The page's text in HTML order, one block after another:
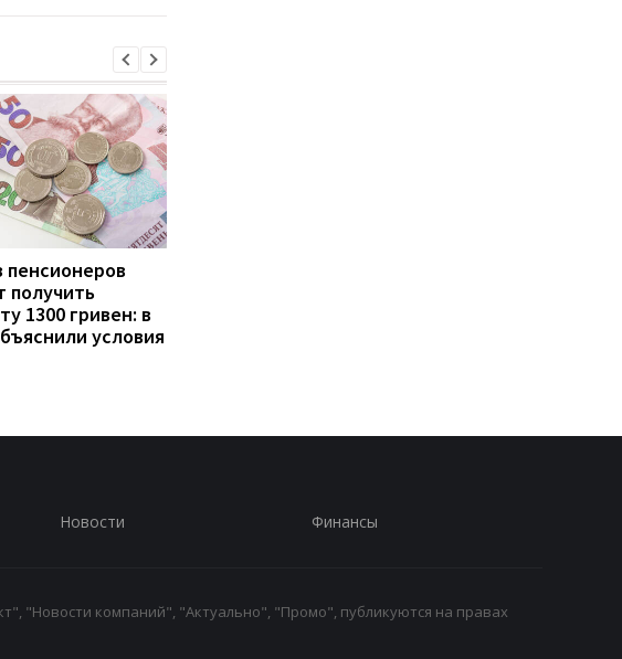
пенсионеров
получить
1300 гривен: в
условия
Новости Финансы
"Новости компаний", "Актуально", "Промо", публикуются на правах